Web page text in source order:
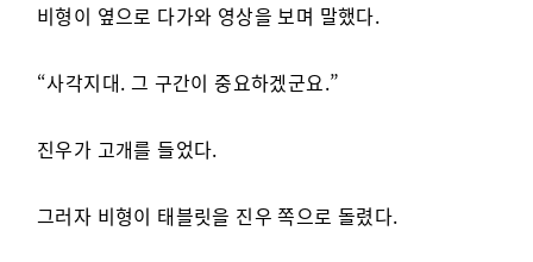
비형이 옆으로 다가와 영상을 보며 말했다.
“사각지대. 그 구간이 중요하겠군요.”
진우가 고개를 들었다.
그러자 비형이 태블릿을 진우 쪽으로 돌렸다.